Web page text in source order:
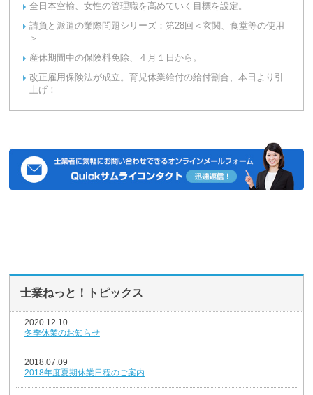
全日本空輸、女性の管理職を高めていく目標を設定。
請負と派遣の業際問題シリーズ：第28回＜玄関、食堂等の使用
＞
産休期間中の保険料免除、４月１日から。
改正雇用保険法が成立。育児休業給付の給付割合、本日より引
上げ！
士業ねっと！トピックス
2020.12.10
冬季休業のお知らせ
2018.07.09
2018年度夏期休業日程のご案内